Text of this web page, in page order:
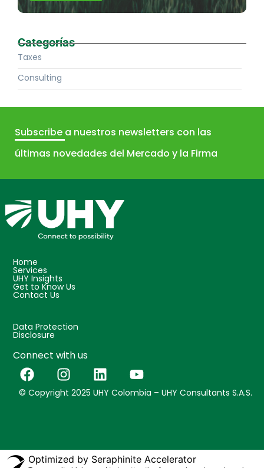
Categorías
Taxes
Consulting
Subscribe a nuestros newsletters con las
últimas novedades del Mercado y la Firma
Home
Services
UHY Insights
Get to Know Us
Contact Us
Data Protection
Disclosure
Connect with us
© Copyright 2025 UHY Colombia – UHY Consultants S.A.S.
Optimized by Seraphinite Accelerator